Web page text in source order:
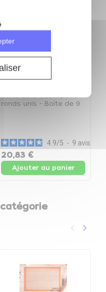
ronds unis - Boîte de 9
4.9/5 - 9 avis
20,83 €
Ajouter au panier
Précédent
keyboard_arrow_left keyboard_arrow_right